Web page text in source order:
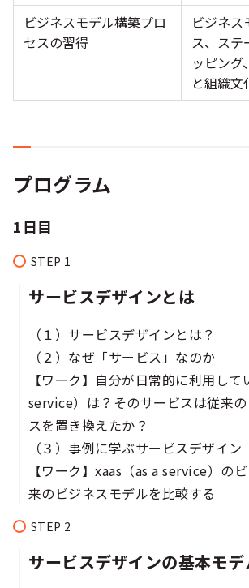
ビジネスモデル構築プロ
セスの習得
ビジネス
ス、ステ
ッピング
と組織文
プログラム
1日目
サービスデザインとは
（１）サービスデザインとは？
（２）なぜ「サービス」なのか
【ワーク】自分が日常的に利用して
service）は？そのサービスは従来
スを置き換えたか？
（３）事例に学ぶサービスデザイン
【ワーク】xaas（as a service）の
来のビジネスモデルを比較する
サービスデザインの基本モデ